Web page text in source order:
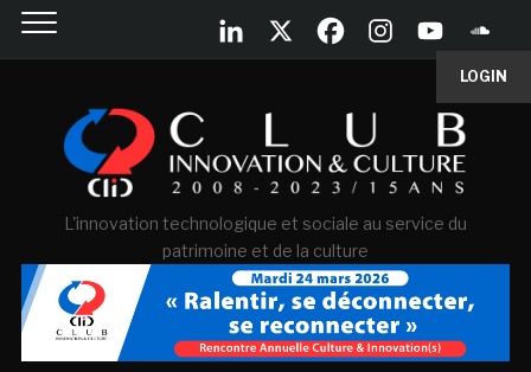
LOGIN
L'innovation technologique et sociale au service du
patrimoine et de la culture